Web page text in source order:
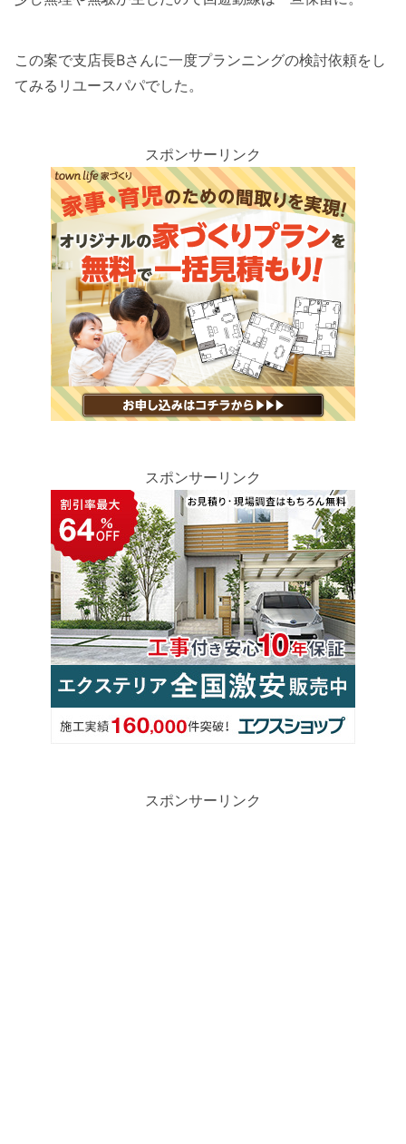
この案で支店長Bさんに一度プランニングの検討依頼をし
てみるリユースパパでした。
スポンサーリンク
スポンサーリンク
スポンサーリンク